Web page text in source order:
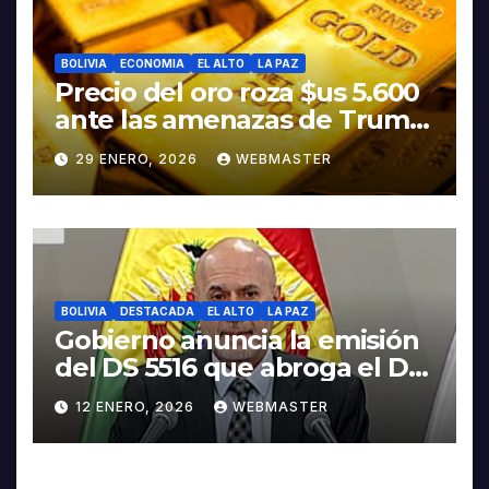
BOLIVIA ECONOMIA EL ALTO LA PAZ
Precio del oro roza $us 5.600
ante las amenazas de Trump
contra Irán
29 ENERO, 2026 WEBMASTER
BOLIVIA DESTACADA EL ALTO LA PAZ
Gobierno anuncia la emisión
del DS 5516 que abroga el DS
5503
12 ENERO, 2026 WEBMASTER